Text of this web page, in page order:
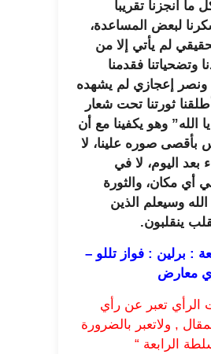
ما أنجزنا تقريباً
لبعض المساعدة،
لم يأتي إلا من
وتضحياتنا فقدمنا
إعجازي لم يشهده
ثورتنا تحت شعار
الله” وهو يكفينا مع أن
بأقصى صوره علينا، لا
اليوم، لا في
أي مكان، والثورة
وسيعلم الذين
ينقلبون.
: برلين : فواز تللو –
معارض
الرأي تعبر عن رأي
, ولاتعبر بالضرورة
الرابعة “